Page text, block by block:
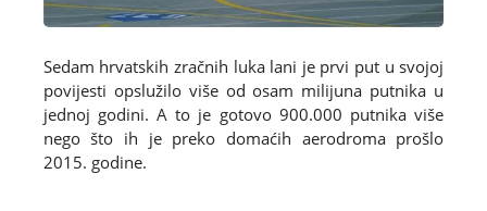
Sedam hrvatskih zračnih luka lani je prvi put u svojoj
povijesti opslužilo više od osam milijuna putnika u
jednoj godini. A to je gotovo 900.000 putnika više
nego što ih je preko domaćih aerodroma prošlo
2015. godine.